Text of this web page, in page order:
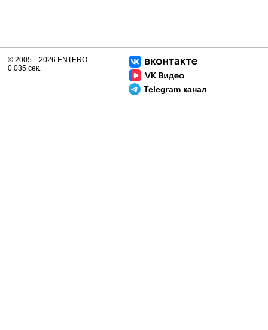
Telegram канал
© 2005—2026 ENTERO
0.035 сек.